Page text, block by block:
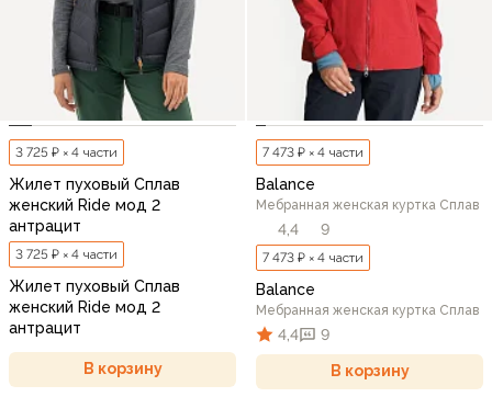
3 725 ₽ × 4 части
Жилет пуховый Сплав
женский Ride мод 2
антрацит
3 725 ₽ × 4 части
Жилет пуховый Сплав
женский Ride мод 2
антрацит
В корзину
7 473 ₽ × 4 части
Balance
Мебранная женская куртка Сплав
4,4 9
7 473 ₽ × 4 части
Balance
Мебранная женская куртка Сплав
4,4 9
В корзину